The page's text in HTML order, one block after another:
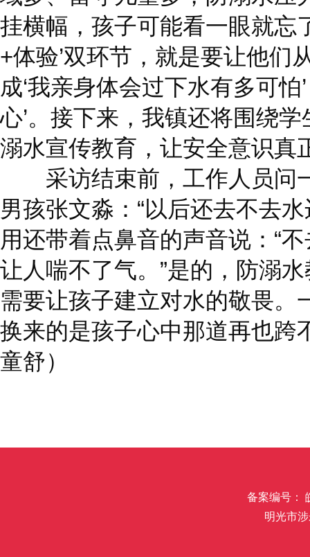
挂横幅，孩子可能看一眼就忘
+体验’双环节，就是要让他们
成‘我亲身体会过下水有多可怕
心’。接下来，我镇还将围绕
溺水宣传教育，让安全意识真
采访结束前，工作人员问
男孩张文淼：“以后还去不去
用还带着点鼻音的声音说：“不
让人喘不了气。”是的，防溺
需要让孩子建立对水的敬畏。
换来的是孩子心中那道再也跨
童舒）
备案编号：
明光市